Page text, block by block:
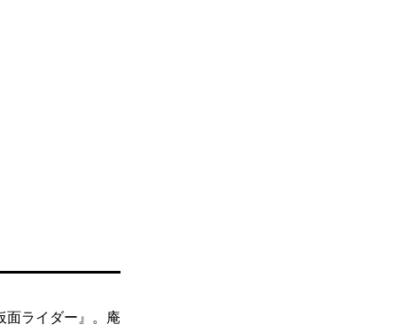
ライダー』。庵